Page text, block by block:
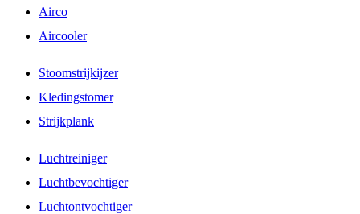
Airco
Aircooler
Stoomstrijkijzer
Kledingstomer
Strijkplank
Luchtreiniger
Luchtbevochtiger
Luchtontvochtiger